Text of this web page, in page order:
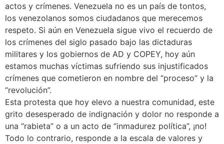
actos y crímenes. Venezuela no es un país de tontos,
los venezolanos somos ciudadanos que merecemos
respeto. Si aún en Venezuela sigue vivo el recuerdo de
los crímenes del siglo pasado bajo las dictaduras
militares y los gobiernos de AD y COPEY, hoy aún
estamos muchas víctimas sufriendo sus injustificados
crímenes que cometieron en nombre del “proceso” y la
“revolución”.
Esta protesta que hoy elevo a nuestra comunidad, este
grito desesperado de indignación y dolor no responde a
una “rabieta” o a un acto de “inmadurez política”, ¡no!
Todo lo contrario, responde a la escala de valores y